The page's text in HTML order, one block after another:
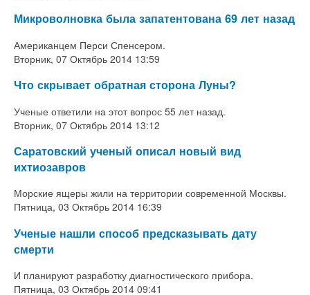
Микроволновка была запатентована 69 лет назад
Американцем Перси Спенсером.
Вторник, 07 Октябрь 2014 13:59
Что скрывает обратная сторона Луны?
Ученые ответили на этот вопрос 55 лет назад.
Вторник, 07 Октябрь 2014 13:12
Саратовский ученый описал новый вид
ихтиозавров
Морские ящеры жили на территории современной Москвы.
Пятница, 03 Октябрь 2014 16:39
Ученые нашли способ предсказывать дату
смерти
И планируют разработку диагностического прибора.
Пятница, 03 Октябрь 2014 09:41